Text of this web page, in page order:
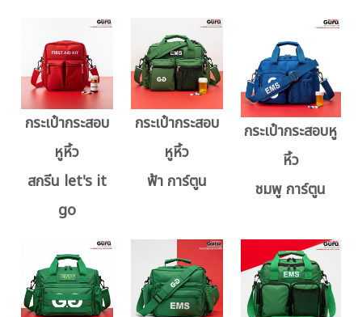
กระเป๋ากระสอบ
หูหิ้ว
สกรีน let's it
go
กระเป๋ากระสอบ
หูหิ้ว
ฟ้า การ์ตูน
กระเป๋ากระสอบหู
หิ้ว
ชมพู การ์ตูน